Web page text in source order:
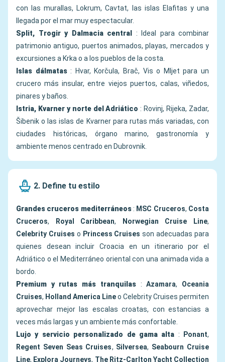
con las murallas, Lokrum, Cavtat, las islas Elafitas y una
llegada por el mar muy espectacular.
Split, Trogir y Dalmacia central
: Ideal para combinar
patrimonio antiguo, puertos animados, playas, mercados y
excursiones a Krka o a los pueblos de la costa.
Islas dálmatas: Hvar, Korčula, Brač, Vis o Mljet para un
crucero más insular, entre viejos puertos, calas, viñedos,
pinares y baños.
Istria, Kvarner y norte del Adriático : Rovinj, Rijeka, Zadar,
Šibenik o las islas de Kvarner para rutas más variadas, con
ciudades históricas, órgano marino, gastronomía y
ambiente menos centrado en Dubrovnik.
2. Define tu estilo
Grandes cruceros mediterráneos: MSC Cruceros, Costa
Cruceros, Royal Caribbean, Norwegian Cruise Line,
Celebrity Cruises o Princess Cruises son adecuadas para
quienes desean incluir Croacia en un itinerario por el
Adriático o el Mediterráneo oriental con una animada vida a
bordo.
Premium y rutas más tranquilas:Azamara, Oceania
Cruises, Holland America Lineo Celebrity Cruises permiten
aprovechar mejor las escalas croatas, con estancias a
veces más largas y un ambiente más confortable.
Lujo y servicio personalizado de gama alta : Ponant,
Regent Seven Seas Cruises, Silversea, Seabourn Cruise
Line, Explora Journeys, The Ritz-Carlton Yacht Collection